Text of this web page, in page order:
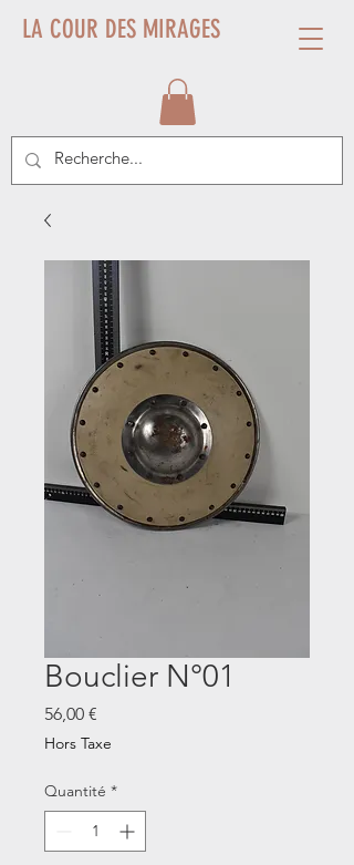
LA COUR DES MIRAGES
Bouclier N°01
56,00 €
Hors Taxe
Quantité *